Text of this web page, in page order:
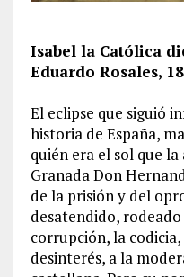
Isabel la Católica
Eduardo Rosales,
El eclipse que siguió
historia de España,
quién era el sol que
Granada Don
de la prisión y del
desatendido, rodeado
corrupción, la
desinterés, a la